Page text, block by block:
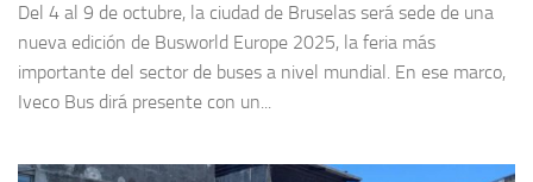
Del 4 al 9 de octubre, la ciudad de Bruselas será sede de una
nueva edición de Busworld Europe 2025, la feria más
importante del sector de buses a nivel mundial. En ese marco,
Iveco Bus dirá presente con un...